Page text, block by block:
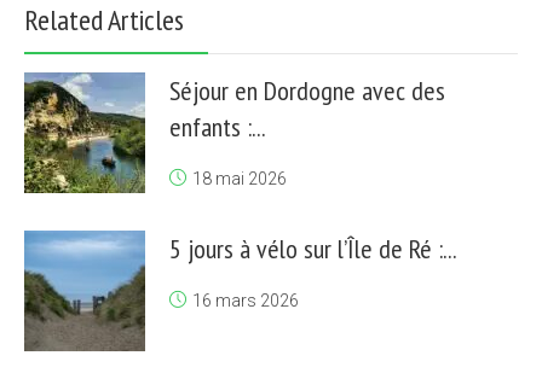
Related Articles
Séjour en Dordogne avec des
enfants :...
18 mai 2026
5 jours à vélo sur l’Île de Ré :...
16 mars 2026